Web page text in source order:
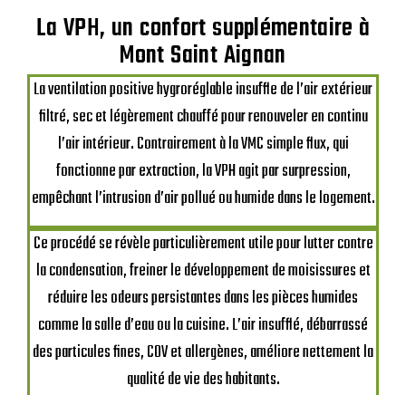
La VPH, un confort supplémentaire à
Mont Saint Aignan
La ventilation positive hygroréglable insuffle de l’air extérieur
filtré, sec et légèrement chauffé pour renouveler en continu
l’air intérieur. Contrairement à la VMC simple flux, qui
fonctionne par extraction, la VPH agit par surpression,
empêchant l’intrusion d’air pollué ou humide dans le logement.
Ce procédé se révèle particulièrement utile pour lutter contre
la condensation, freiner le développement de moisissures et
réduire les odeurs persistantes dans les pièces humides
comme la salle d’eau ou la cuisine. L’air insufflé, débarrassé
des particules fines, COV et allergènes, améliore nettement la
qualité de vie des habitants.